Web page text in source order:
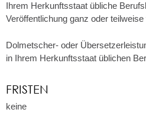
Ihrem Herkunftsstaat übliche
Veröffentlichung ganz oder
Dolmetscher- oder
in Ihrem Herkunftsstaat üblichen
FRISTEN
keine